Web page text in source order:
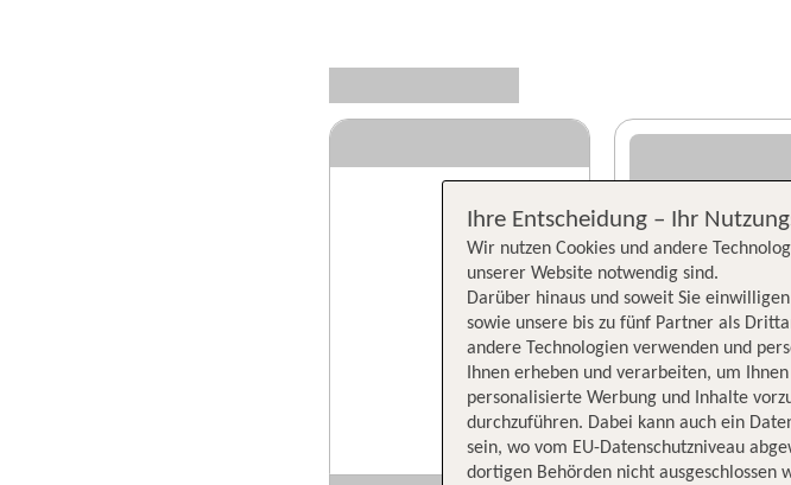
Ihre Entscheidung – Ihr
Wir nutzen Cookies und andere
unserer Website notwendig sind.
Darüber hinaus und soweit Sie
sowie unsere bis zu fünf Partner als
andere Technologien verwenden und
Ihnen erheben und verarbeiten, um
personalisierte Werbung und Inhalte
durchzuführen. Dabei kann auch ein
sein, wo vom EU-Datenschutzniveau
dortigen Behörden nicht ausgeschlossen